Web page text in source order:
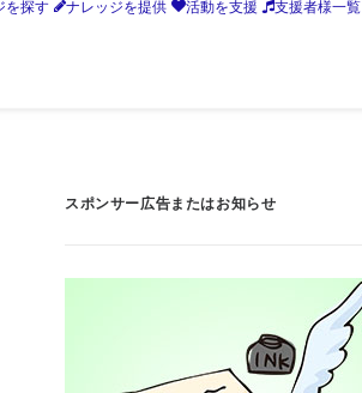
を探す ナレッジを提供 活動を支援 支援者様一覧
スポンサー広告またはお知らせ